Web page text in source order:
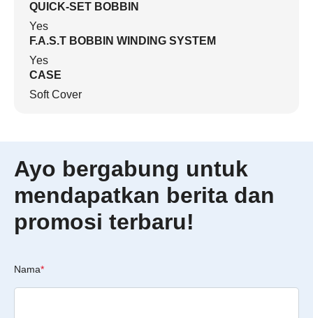
QUICK-SET BOBBIN
Yes
F.A.S.T BOBBIN WINDING SYSTEM
Yes
CASE
Soft Cover
Ayo bergabung untuk
mendapatkan berita dan
promosi terbaru!
Nama*